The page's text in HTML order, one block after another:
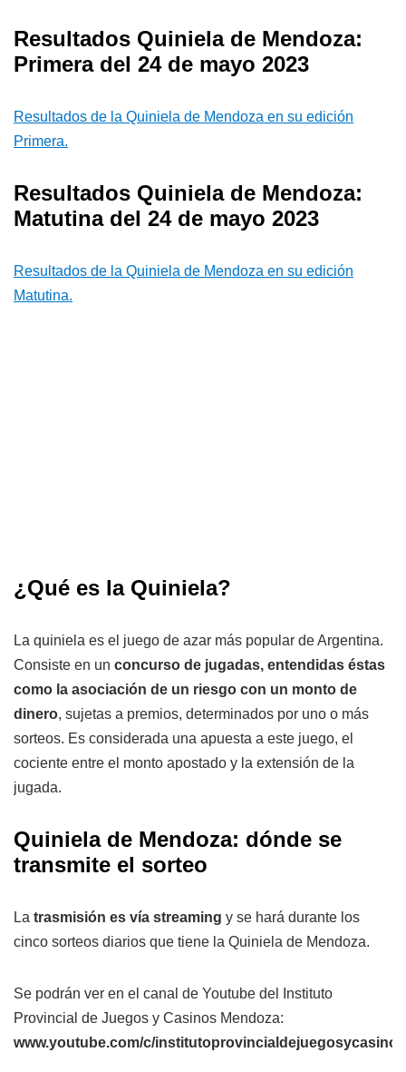
Resultados Quiniela de Mendoza:
Primera del 24 de mayo 2023
Resultados de la Quiniela de Mendoza en su edición
Primera.
Resultados Quiniela de Mendoza:
Matutina del 24 de mayo 2023
Resultados de la Quiniela de Mendoza en su edición
Matutina.
¿Qué es la Quiniela?
La quiniela es el juego de azar más popular de Argentina.
Consiste en un concurso de jugadas, entendidas éstas
como la asociación de un riesgo con un monto de
dinero, sujetas a premios, determinados por uno o más
sorteos. Es considerada una apuesta a este juego, el
cociente entre el monto apostado y la extensión de la
jugada.
Quiniela de Mendoza: dónde se
transmite el sorteo
La trasmisión es vía streaming y se hará durante los
cinco sorteos diarios que tiene la Quiniela de Mendoza.
Se podrán ver en el canal de Youtube del Instituto
Provincial de Juegos y Casinos Mendoza:
www.youtube.com/c/